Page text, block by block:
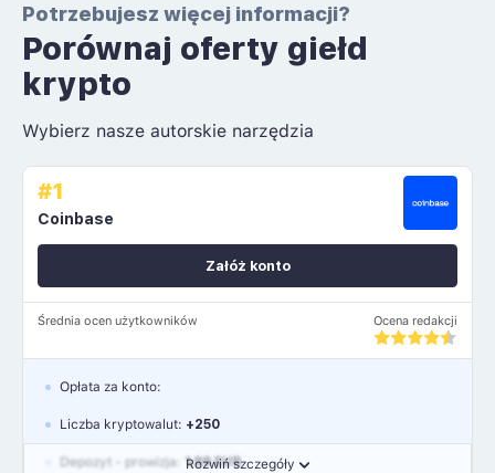
Potrzebujesz więcej informacji?
Porównaj oferty giełd
krypto
Wybierz nasze autorskie narzędzia
#1
Coinbase
Średnia ocen użytkowników Ocena redakcji
Załóż konto
Rozwiń szczegóły
Opłata za konto:
Liczba kryptowalut: +250
Depozyt - prowizja: 1.99 EUR